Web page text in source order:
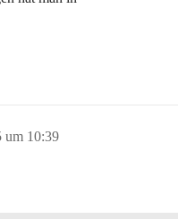
um 10:39